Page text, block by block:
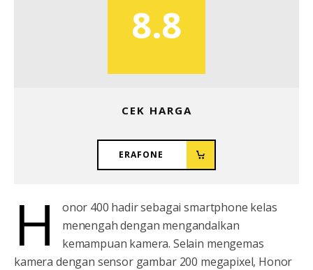
8.8
CEK HARGA
ERAFONE
H
onor 400 hadir sebagai smartphone kelas
menengah dengan mengandalkan
kemampuan kamera. Selain mengemas
kamera dengan sensor gambar 200 megapixel, Honor